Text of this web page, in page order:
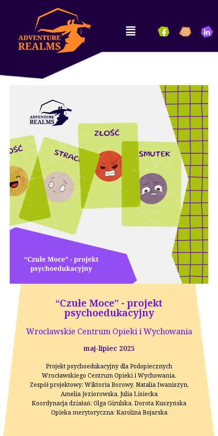
“Czułe Moce” - projekt
psychoedukacyjny
Wrocławskie Centrum Opieki i Wychowania
maj-lipiec 2025
Projekt psychoedukacyjny dla Podopiecznych
Wrocławskiego Centrum Opieki i Wychowania.
Zespół projektowy: Wiktoria Borowy, Natalia Iwaniszyn,
Amelia Jeziorowska, Julia Lisiecka
Koordynacja działań: Olga Girulska, Dorota Kuszyńska
Opieka merytoryczna: Karolina Bojarska